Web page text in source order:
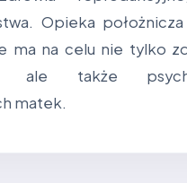
Opieka
ma na celu nie tylko
ale także
matek.